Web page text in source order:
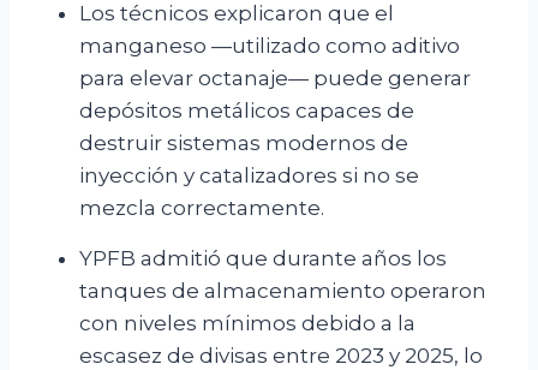
Los técnicos explicaron que el
manganeso —utilizado como aditivo
para elevar octanaje— puede generar
depósitos metálicos capaces de
destruir sistemas modernos de
inyección y catalizadores si no se
mezcla correctamente.
YPFB admitió que durante años los
tanques de almacenamiento operaron
con niveles mínimos debido a la
escasez de divisas entre 2023 y 2025, lo